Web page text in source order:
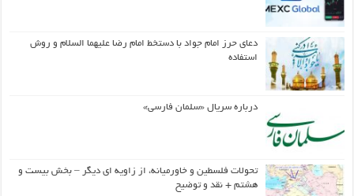
دعای حرز امام جواد با دستخط امام رضا علیهما السلام و روش
استفاده
درباره سریال «سلمان فارسی»
تحولات فلسطین و خاورمیانه، از زاویه ای دیگر – بخش بیست و
هشتم + نقد و توضیح